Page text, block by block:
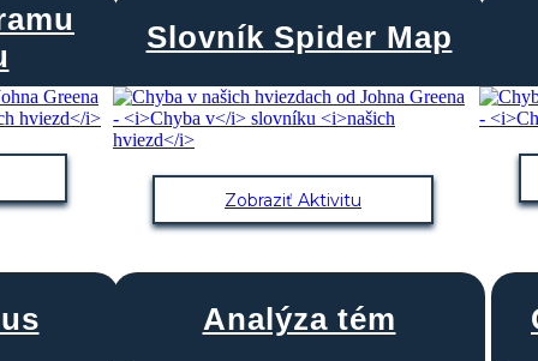
Slovník Spider Map
Zobraziť Aktivitu
Analýza tém